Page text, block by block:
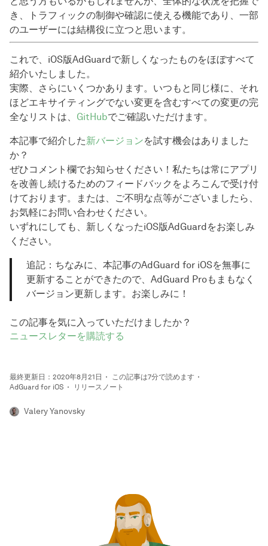
き、トラフィックの制御や確認に使える機能であり、一部
のユーザーには結構役に立つと思います。
これで、iOS版AdGuardで新しくなったものをほぼすべて
紹介いたしました。
実際、さらにいくつかあります。いつもと同じ様に、それ
ほどエキサイティングでない変更を含むすべての変更の完
全なリストは、 GitHubでご確認いただけます。
本記事で紹介した新バージョンを試す機会はありました
か？
ぜひコメント欄でお知らせください！私たちは常にアプリ
を改善し続けるためのフィードバックをよろこんで受け付
けております。または、ご不明な点等がございましたら、
お気軽にお問い合わせください。
いずれにしても、新しくなったiOS版AdGuardをお楽しみ
ください。
追記：ちなみに、本記事のAdGuard for iOSを無事に
更新することができたので、AdGuard Proもまもなく
バージョン更新します。お楽しみに！
この記事を気に入っていただけましたか？
ニュースレターを購読する
最終更新日：2020年8月21日
この記事は7分で読めます
AdGuard for iOS
リリースノート
Valery Yanovsky